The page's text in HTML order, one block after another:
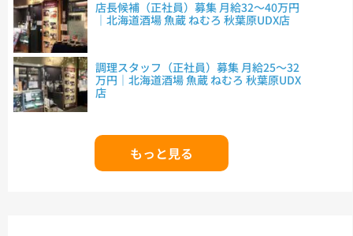
店長候補（正社員）募集 月給32～40万円
｜北海道酒場 魚蔵 ねむろ 秋葉原UDX店
調理スタッフ（正社員）募集 月給25～32
万円｜北海道酒場 魚蔵 ねむろ 秋葉原UDX
店
もっと見る